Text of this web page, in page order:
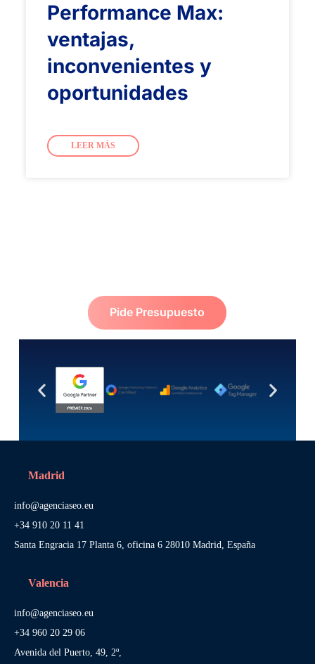
Performance Max:
ventajas,
inconvenientes y
oportunidades
LEER MÁS
Pide Presupuesto
Madrid
info@agenciaseo.eu
+34 910 20 11 41
Santa Engracia 17 Planta 6, oficina 6 28010 Madrid, España
Valencia
info@agenciaseo.eu
+34 960 20 29 06
Avenida del Puerto, 49, 2º,